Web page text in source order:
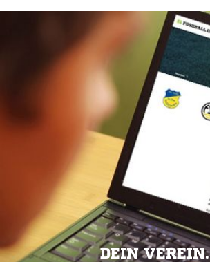
DEIN VEREIN.